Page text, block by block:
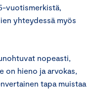
vuotismerkistä,
yhteydessä myös
nopeasti,
on hieno ja arvokas,
tapa muistaa